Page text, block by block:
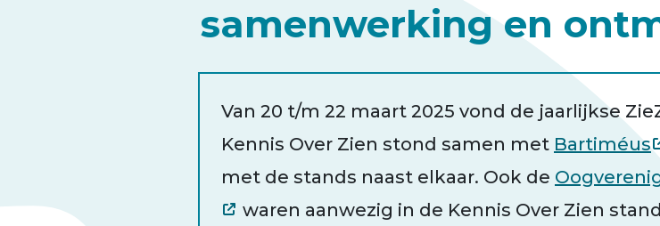
samenwerking en
Van 20 t/m 22 maart 2025 vond de jaarlijkse
Kennis Over Zien stond samen met Bartiméus
met de stands naast elkaar. Ook de
waren aanwezig in de Kennis Over Zien